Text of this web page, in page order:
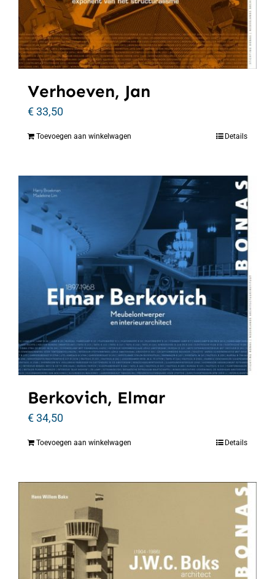
Verhoeven, Jan
€33,50
Toevoegen aan winkelwagen Details
Berkovich, Elmar
€34,50
Toevoegen aan winkelwagen Details